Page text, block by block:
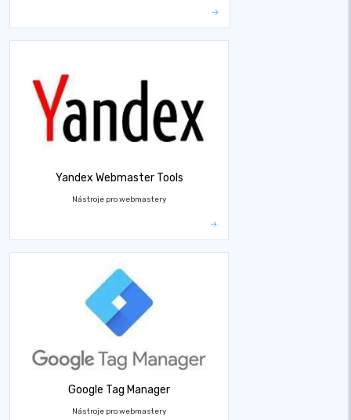
Yandex Webmaster Tools
Nástroje pro webmastery
Google Tag Manager
Nástroje pro webmastery